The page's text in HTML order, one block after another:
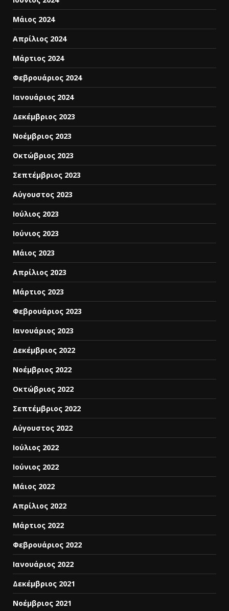
Μάιος 2024
Απρίλιος 2024
Μάρτιος 2024
Φεβρουάριος 2024
Ιανουάριος 2024
Δεκέμβριος 2023
Νοέμβριος 2023
Οκτώβριος 2023
Σεπτέμβριος 2023
Αύγουστος 2023
Ιούλιος 2023
Ιούνιος 2023
Μάιος 2023
Απρίλιος 2023
Μάρτιος 2023
Φεβρουάριος 2023
Ιανουάριος 2023
Δεκέμβριος 2022
Νοέμβριος 2022
Οκτώβριος 2022
Σεπτέμβριος 2022
Αύγουστος 2022
Ιούλιος 2022
Ιούνιος 2022
Μάιος 2022
Απρίλιος 2022
Μάρτιος 2022
Φεβρουάριος 2022
Ιανουάριος 2022
Δεκέμβριος 2021
Νοέμβριος 2021